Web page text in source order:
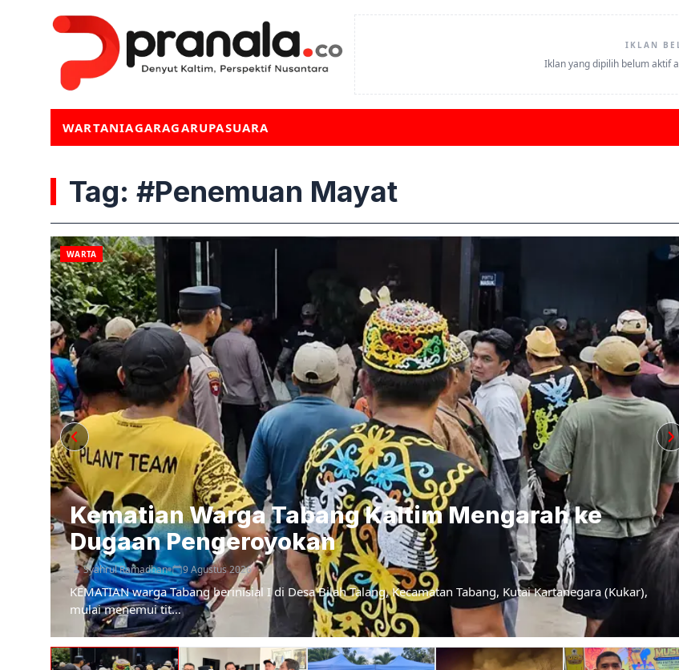
IKLAN
Iklan yang dipilih belum aktif
WARTANIAGARAGARUPASUARA
Tag: #Penemuan Mayat
WARTA
Kematian Warga Tabang Kaltim Mengarah ke
Dugaan Pengeroyokan
Syahrul Ramadhan 9 Agustus 2026
KEMATIAN warga Tabang berinisial I di Desa Bilah Talang, Kecamatan Tabang, Kutai Kartanegara (Kukar),
mulai menemui tit…